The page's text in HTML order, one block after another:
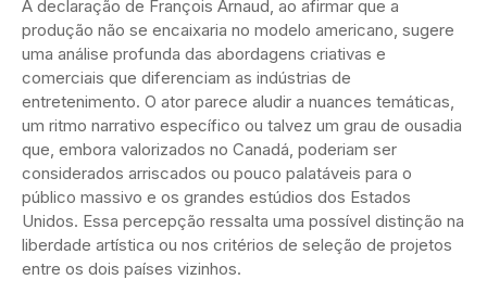
A declaração de François Arnaud, ao afirmar que a
produção não se encaixaria no modelo americano, sugere
uma análise profunda das abordagens criativas e
comerciais que diferenciam as indústrias de
entretenimento. O ator parece aludir a nuances temáticas,
um ritmo narrativo específico ou talvez um grau de ousadia
que, embora valorizados no Canadá, poderiam ser
considerados arriscados ou pouco palatáveis para o
público massivo e os grandes estúdios dos Estados
Unidos. Essa percepção ressalta uma possível distinção na
liberdade artística ou nos critérios de seleção de projetos
entre os dois países vizinhos.